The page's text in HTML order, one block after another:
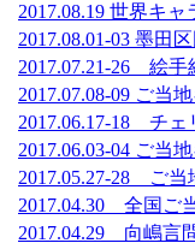
2017.08.19 世界キ
2017.08.01-03 墨田
2017.07.21-26 絵手
2017.07.08-09 ご当
2017.06.17-18 チェ
2017.06.03-04 ご当
2017.05.27-28 ご当
2017.04.30 全国ご
2017.04.29 向嶋言